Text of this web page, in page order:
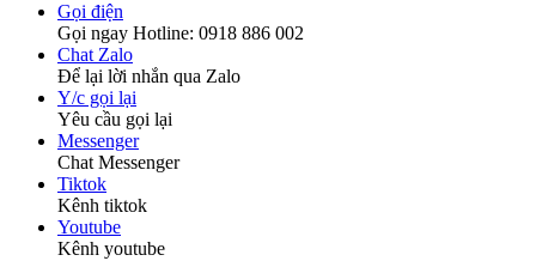
Gọi điện
Gọi ngay Hotline: 0918 886 002
Chat Zalo
Để lại lời nhắn qua Zalo
Y/c gọi lại
Yêu cầu gọi lại
Messenger
Chat Messenger
Tiktok
Kênh tiktok
Youtube
Kênh youtube